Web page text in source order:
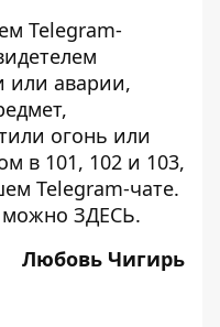
Telegram-
или аварии,
огонь или
в 101, 102 и 103,
Telegram-чате.
можно ЗДЕСЬ.
Любовь Чигирь